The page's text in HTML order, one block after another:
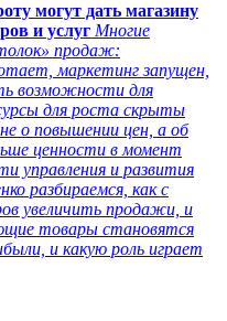
могут дать магазину
и услуг Многие
продаж:
маркетинг запущен,
возможности для
для роста скрыты
о повышении цен, а об
ценности в момент
управления и развития
разбираемся, как с
увеличить продажи, и
товары становятся
и какую роль играет